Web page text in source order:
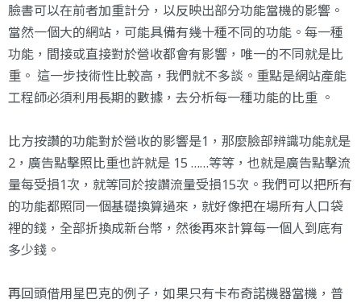
臉書可以在前者加重計分，以反映出部分功能當機的影響。
當然一個大的網站，可能具備有幾十種不同的功能。每一種
功能，間接或直接對於營收都會有影響，唯一的不同就是比
重。 這一步技術性比較高，我們就不多談。重點是網站產能
工程師必須利用長期的數據，去分析每一種功能的比重 。
比方按讚的功能對於營收的影響是1，那麼臉部辨識功能就是
2，廣告點擊照比重也許就是 15 ……等等，也就是廣告點擊流
量每受損1次，就等同於按讚流量受損15次。我們可以把所有
的功能都照同一個基礎換算過來，就好像把在場所有人口袋
裡的錢，全部折換成新台幣，然後再來計算每一個人到底有
多少錢。
再回頭借用星巴克的例子，如果只有卡布奇諾機器當機，普